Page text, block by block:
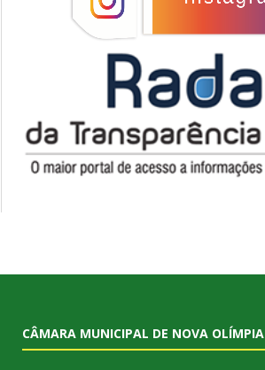
CÂMARA MUNICIPAL DE NOVA OLÍMPIA